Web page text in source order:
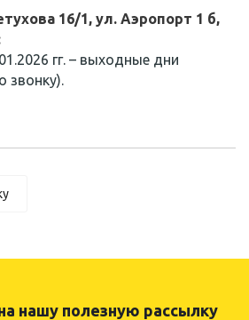
16/1, ул. Аэропорт 1 б,
гг. – выходные дни
звонку).
нашу полезную рассылку